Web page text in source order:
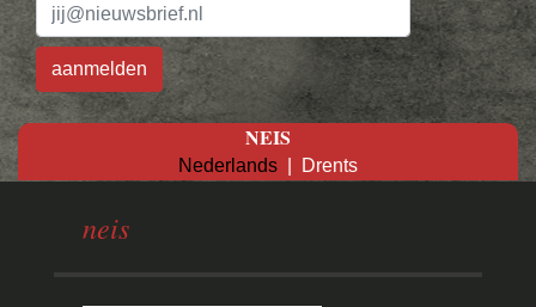
NEIS
Nederlands Drents
neis